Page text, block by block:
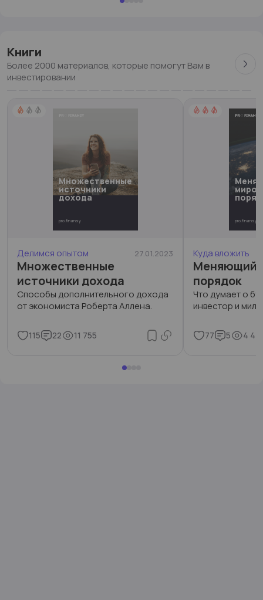
Книги
Более 2000 материалов, которые помогут Вам в
инвестировании
Множественные
источники
дохода
pro.finansy
Делимся опытом 27.01.2023
Множественные
источники дохода
Способы дополнительного дохода
от экономиста Роберта Аллена.
115 22 11 755
pro.finansy
Куда вложить
порядок
Что думает о
инвестор и
77 5 4